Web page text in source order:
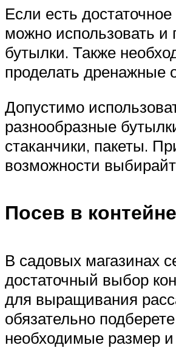
Если есть
можно использовать и
бутылки. Также
проделать дренажные
Допустимо
разнообразные
стаканчики, пакеты.
возможности
Посев в
В садовых магазинах
достаточный выбор
для выращивания
обязательно подберете
необходимые размер